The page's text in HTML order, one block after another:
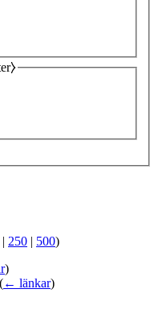
| 250 | 500)
)
(← länkar)